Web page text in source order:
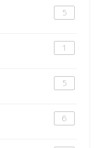
5
1
5
6